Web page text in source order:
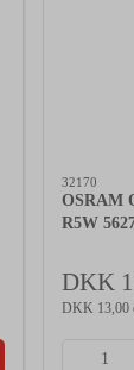
32170
OSRAM
R5W
DKK
DKK 13,00